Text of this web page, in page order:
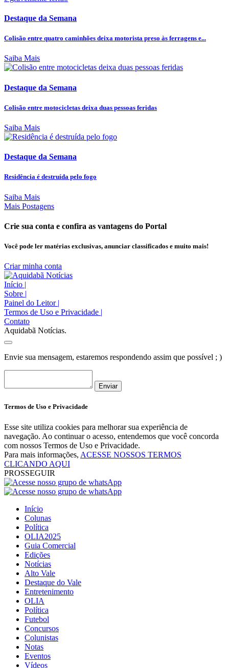
Destaque da Semana
Colisão entre quatro caminhões deixa motorista preso às ferragens e...
Saiba Mais
Destaque da Semana
Colisão entre motocicletas deixa duas pessoas feridas
Saiba Mais
Destaque da Semana
Residência é destruída pelo fogo
Saiba Mais
Mais Postagens
Crie sua conta e confira as vantagens do Portal
Você pode ler matérias exclusivas, anunciar classificados e muito mais!
Criar minha conta
Início |
Sobre |
Painel do Leitor |
Termos de Uso e Privacidade |
Contato
Aquidabã Notícias.
Envie sua mensagem, estaremos respondendo assim que possível ; )
Enviar
Termos de Uso e Privacidade
Esse site utiliza cookies para melhorar sua experiência de
navegação. Ao continuar o acesso, entendemos que você concorda
com nossos Termos de Uso e Privacidade.
Para mais informações, ACESSE NOSSOS TERMOS
CLICANDO AQUI
PROSSEGUIR
Início
Colunas
Política
OLIA2025
Guia Comercial
Edições
Notícias
Alto Vale
Destaque do Vale
Entretenimento
OLIA
Política
Futebol
Concursos
Colunistas
Notas
Eventos
Vídeos